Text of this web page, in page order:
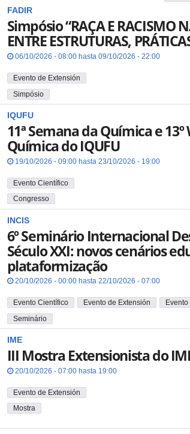
FADIR
Simpósio “RAÇA E RACISMO
ENTRE ESTRUTURAS,
06/10/2026 - 08:00 hasta 09/10/2026 - 22:00
Evento de Extensión
Simpósio
IQUFU
11ª Semana da Química e
Química do IQUFU
19/10/2026 - 09:00 hasta 23/10/2026 - 19:00
Evento Científico
Congresso
INCIS
6º Seminário Internacional
Século XXI: novos cenários
plataformização
20/10/2026 - 00:00 hasta 22/10/2026 - 07:00
Evento Científico Evento de Extensión
Evento
Seminário
IME
III Mostra Extensionista do
20/10/2026 - 07:00 hasta 19:00
Evento de Extensión
Mostra